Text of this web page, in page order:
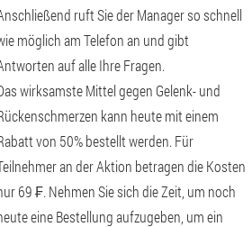
ruft Sie der Manager so schnell
möglich am Telefon an und gibt
auf alle Ihre Fragen.
wirksamste Mittel gegen Gelenk- und
kann heute mit einem
von 50% bestellt werden. Für
an der Aktion betragen die Kosten
69 ₣. Nehmen Sie sich die Zeit, um noch
eine Bestellung aufzugeben, um ein